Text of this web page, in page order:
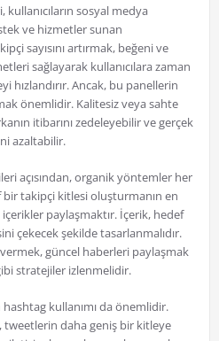
sosyal medya
ve hizmetler sunan
sayısını artırmak, beğeni ve
sağlayarak kullanıcılara zaman
hızlandırır. Ancak, bu panellerin
önemlidir. Kalitesiz veya sahte
itibarını zedeleyebilir ve gerçek
azaltabilir.
açısından, organik yöntemler her
takipçi kitlesi oluşturmanın en
paylaşmaktır. İçerik, hedef
çekecek şekilde tasarlanmalıdır.
vermek, güncel haberleri paylaşmak
stratejiler izlenmelidir.
kullanımı da önemlidir.
daha geniş bir kitleye